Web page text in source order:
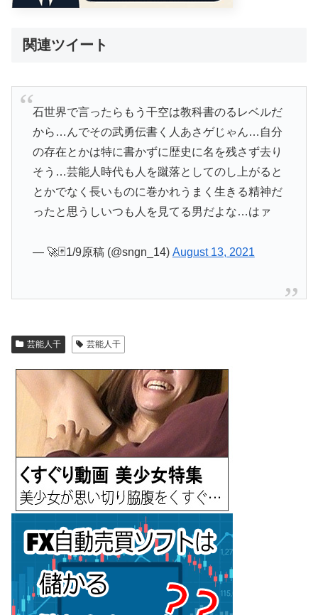
関連ツイート
石世界で言ったらもう干空は教科書のるレベルだ
から…んでその武勇伝書く人あさゲじゃん…自分
の存在とかは特に書かずに歴史に名を残さず去り
そう…芸能人時代も人を蹴落としてのし上がると
とかでなく長いものに巻かれうまく生きる精神だ
ったと思うしいつも人を見てる男だよな…はァ
— 🚀🃏1/9原稿 (@sngn_14) August 13, 2021
芸能人干 芸能人干